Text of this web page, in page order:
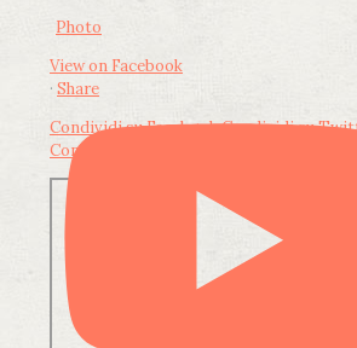
Photo
View on Facebook
· Share
Condividi su FacebookCondividi su
Condividi su LinkedIn